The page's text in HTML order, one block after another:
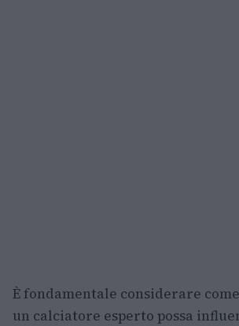
È fondamentale considerare
un calciatore esperto possa